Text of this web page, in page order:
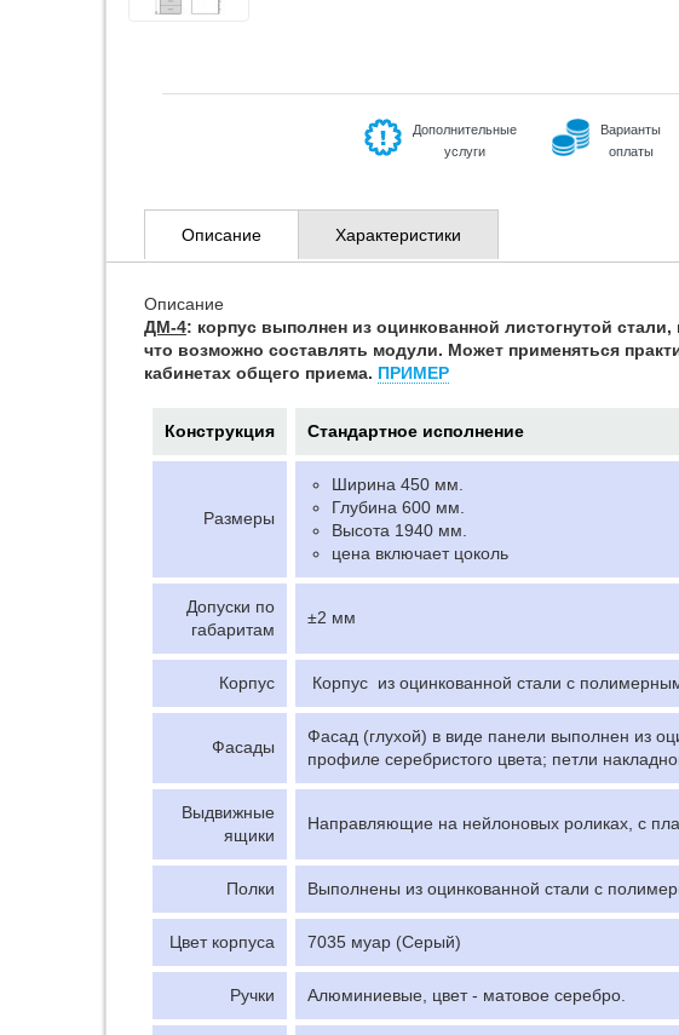
Дополнительные
услуги
Варианты
оплаты
Описание Характеристики
Описание
ДМ-4: корпус выполнен из оцинкованной листогнутой
что возможно составлять модули. Может применяться
кабинетах общего приема. ПРИМЕР
Конструкция Стандартное исполнение
Размеры
Ширина 450 мм.
Глубина 600 мм.
Высота 1940 мм.
цена включает цоколь
Допуски по
габаритам
±2 мм
Корпус Корпус из оцинкованной стали с
Фасады
Фасад (глухой) в виде панели выполнен из
профиле серебристого цвета; петли
Выдвижные
ящики
Направляющие на нейлоновых роликах, с
Полки Выполнены из оцинкованной стали с
Цвет корпуса 7035 муар (Серый)
Ручки Алюминиевые, цвет - матовое серебро.